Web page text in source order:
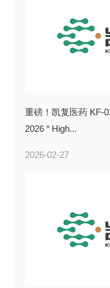
重磅！凯复医药 KF-
2026 “ High...
2026-02-27